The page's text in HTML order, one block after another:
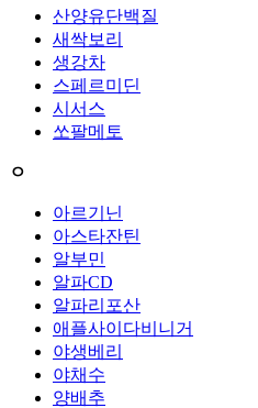
산양유단백질
새싹보리
생강차
스페르미딘
시서스
쏘팔메토
ㅇ
아르기닌
아스타잔틴
알부민
알파CD
알파리포산
애플사이다비니거
야생베리
야채수
양배추